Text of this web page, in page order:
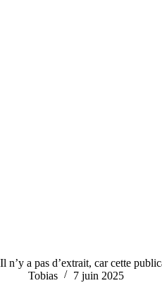
Il n’y a pas d’extrait, car cette
Tobias
7 juin 2025